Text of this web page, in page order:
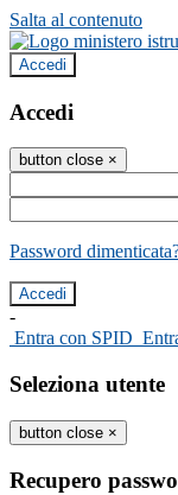
Salta al contenuto
Accedi
Accedi
button close ×
Password
-
Entra con SPID
Seleziona utente
button close ×
Recupero